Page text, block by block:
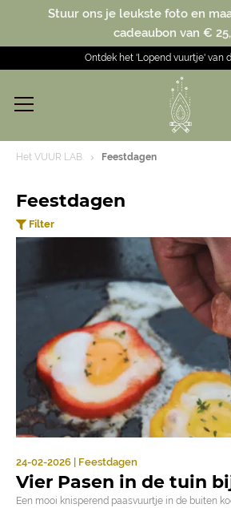
Stuur ons je leukste foto en
cadeaubon van €
Ontdek het 'Lopend vuurtje' van
Het VUUR LAB. Feestdagen
Feestdagen
Filter
24-02-2026 | Feestdagen
Vier Pasen in de tuin
Een mooi knisperend paasvuurtje in de buiten